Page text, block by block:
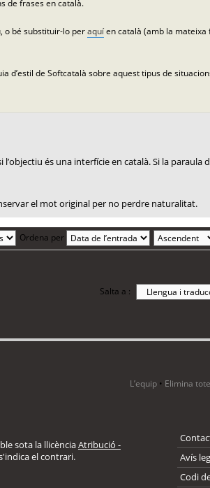
de frases en català.
o bé substituir-lo peraquíen català (amb la mateixa
d’estil de Softcatalà sobre aquest tipus de
és una interfície en català. Si la paraula
el mot original per no perdre naturalitat.
Ordena per
Salta a :
L’equip • Elimina
sota la llicènciaAtribució -
el contrari.
Avís
Codi